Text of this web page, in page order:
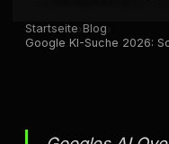
Startseite Blog
Google KI-Suche 2026: